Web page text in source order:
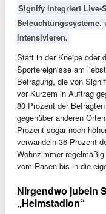
Signify integriert Live-
intensivieren.
Statt in der Kneipe oder
Sportereignisse am
Befragung, die von
vor Kurzem in Auftrag
80 Prozent der
gegenüber anderen
Prozent sogar noch
verwandeln 36 Prozent
Wohnzimmer
vom Rasen bis in die
Nirgendwo jubeln
„Heimstadion“